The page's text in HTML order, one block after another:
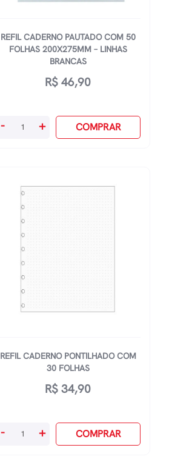
REFIL CADERNO PAUTADO COM 50
FOLHAS 200X275MM – LINHAS
BRANCAS
R$ 46,90
Refil
Folhas
Linhas
Brancas
quantidade
- + COMPRAR
REFIL CADERNO PONTILHADO COM
30 FOLHAS
R$ 34,90
Refil
- + COMPRAR